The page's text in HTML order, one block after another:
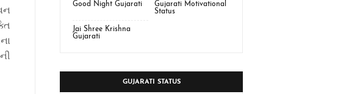
Good Night Gujarati
Gujarati Motivational
Status
Jai Shree Krishna
Gujarati
GUJARATI STATUS